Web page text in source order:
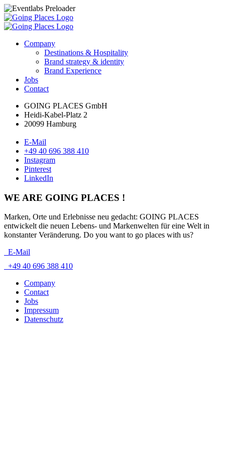
Company
Destinations & Hospitality
Brand strategy & identity
Brand Experience
Jobs
Contact
GOING PLACES GmbH
Heidi-Kabel-Platz 2
20099 Hamburg
E-Mail
+49 40 696 388 410
Instagram
Pinterest
LinkedIn
WE ARE GOING PLACES !
Marken, Orte und Erlebnisse neu gedacht: GOING PLACES
entwickelt die neuen Lebens- und Markenwelten für eine Welt in
konstanter Veränderung. Do you want to go places with us?
E-Mail
+49 40 696 388 410
Company
Contact
Jobs
Impressum
Datenschutz